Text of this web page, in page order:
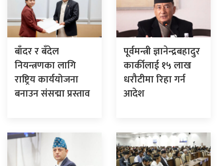
बाँदर र बँदेल
नियन्त्रणका लागि
राष्ट्रिय कार्ययोजना
बनाउन संसद्मा प्रस्ताव
पूर्वमन्त्री ज्ञानेन्द्रबहादुर
कार्कीलाई १५ लाख
धरौटीमा रिहा गर्न
आदेश